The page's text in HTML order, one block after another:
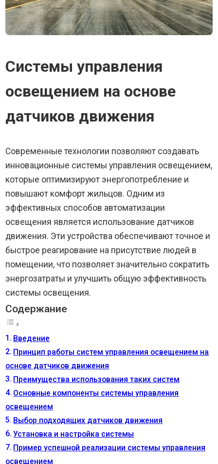
Системы управления
освещением на основе
датчиков движения
Современные технологии позволяют создавать
инновационные системы управления освещением,
которые оптимизируют энергопотребление и
повышают комфорт жильцов. Одним из
эффективных способов автоматизации
освещения является использование датчиков
движения. Эти устройства обеспечивают точное и
быстрое реагирование на присутствие людей в
помещении, что позволяет значительно сократить
энергозатраты и улучшить общую эффективность
системы освещения.
Содержание
Введение
Принцип работы систем управления освещением на
основе датчиков движения
Преимущества использования таких систем
Основные компоненты системы управления
освещением
Выбор подходящих датчиков движения
Установка и настройка системы
Пример успешной реализации системы управления
освещением